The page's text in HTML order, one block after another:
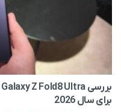
برای سال 2026